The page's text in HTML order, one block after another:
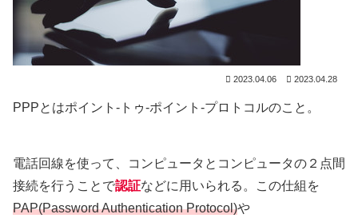
2023.04.06 2023.04.28
PPPとはポイント-トゥ-ポイント-プロトコルのこと。
電話回線を使って、コンピュータとコンピュータの２点間
接続を行うことで認証などに用いられる。この仕組を
PAP(Password Authentication Protocol)や